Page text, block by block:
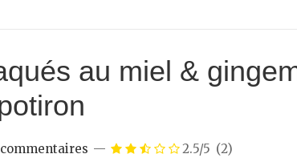
au miel &
2.5/5 (2)